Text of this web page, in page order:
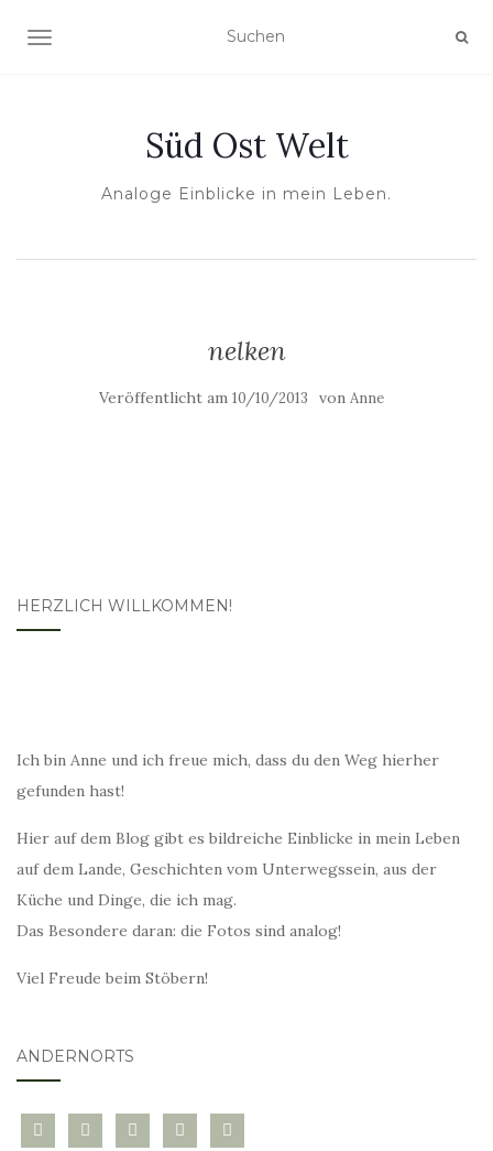
NAVIGATION UMSCHALTEN
Süd Ost Welt
Analoge Einblicke in mein Leben.
nelken
Veröffentlicht am 10/10/2013 von Anne
HERZLICH WILLKOMMEN!
Ich bin Anne und ich freue mich, dass du den Weg hierher
gefunden hast!
Hier auf dem Blog gibt es bildreiche Einblicke in mein Leben
auf dem Lande, Geschichten vom Unterwegssein, aus der
Küche und Dinge, die ich mag.
Das Besondere daran: die Fotos sind analog!
Viel Freude beim Stöbern!
ANDERNORTS
bloglovininstagramtwitter pinterest
mail